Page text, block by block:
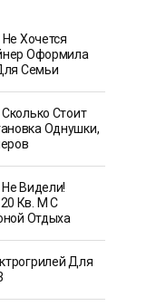
Хочется
Оформила
Семьи
Стоит
Однушки,
Видели!
Кв. М С
Отдыха
Для